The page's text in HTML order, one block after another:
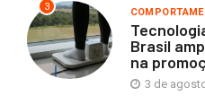
3
Brasil
na
3 de